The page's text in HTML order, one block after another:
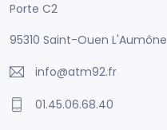
Porte C2
95310 Saint-Ouen L'Aumône
info@atm92.fr
01.45.06.68.40